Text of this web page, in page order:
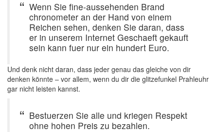
Wenn Sie fine-aussehenden Brand
chronometer an der Hand von einem
Reichen sehen, denken Sie daran, dass
er in unserem Internet Geschaeft gekauft
sein kann fuer nur ein hundert Euro.
Und denk nicht daran, dass jeder genau das gleiche von dir
denken könnte – vor allem, wenn du dir die glitzefunkel Prahleuhr
gar nicht leisten kannst.
Bestuerzen Sie alle und kriegen Respekt
ohne hohen Preis zu bezahlen.